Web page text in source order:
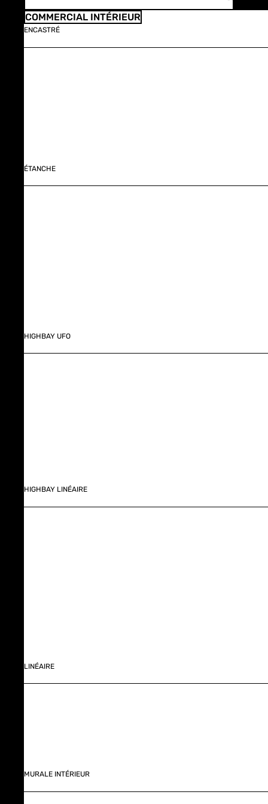
COMMERCIAL INTÉRIEUR
ENCASTRÉ
ÉTANCHE
HIGHBAY UFO
HIGHBAY LINÉAIRE
LINÉAIRE
MURALE INTÉRIEUR